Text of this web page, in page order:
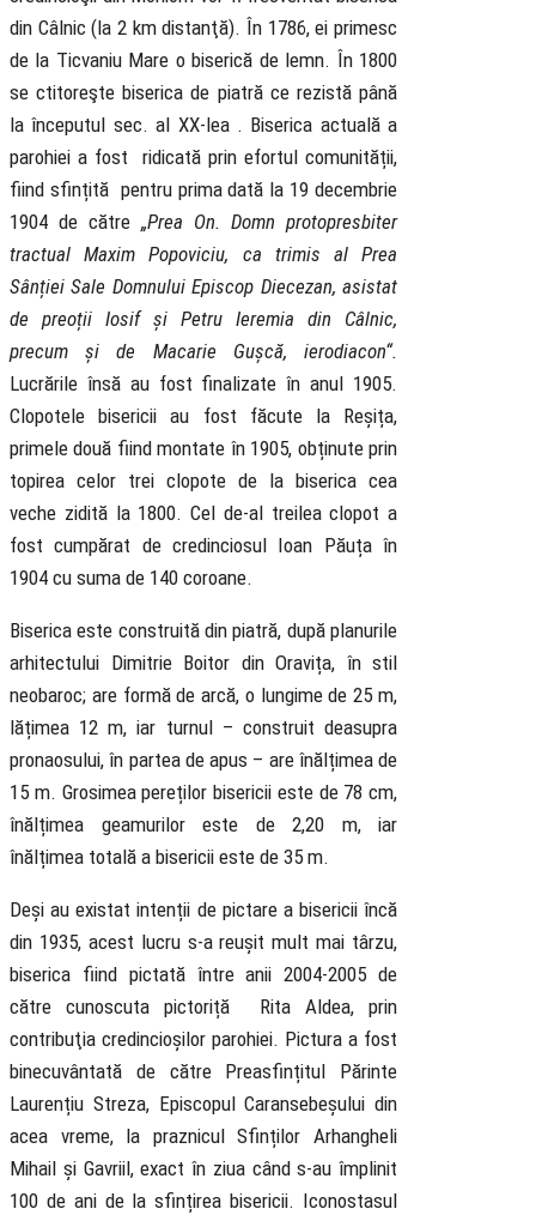
din Câlnic (la 2 km distanţă). În 1786, ei primesc
de la Ticvaniu Mare o biserică de lemn. În 1800
se ctitoreşte biserica de piatră ce rezistă până
la începutul sec. al XX-lea . Biserica actuală a
parohiei a fost ridicată prin efortul comunității,
fiind sfințită pentru prima dată la 19 decembrie
1904 de către „Prea On. Domn protopresbiter
tractual Maxim Popoviciu, ca trimis al Prea
Sânției Sale Domnului Episcop Diecezan, asistat
de preoții Iosif și Petru Ieremia din Câlnic,
precum și de Macarie Gușcă, ierodiacon“.
Lucrările însă au fost finalizate în anul 1905.
Clopotele bisericii au fost făcute la Reșița,
primele două fiind montate în 1905, obținute prin
topirea celor trei clopote de la biserica cea
veche zidită la 1800. Cel de-al treilea clopot a
fost cumpărat de credinciosul Ioan Păuța în
1904 cu suma de 140 coroane.
Biserica este construită din piatră, după planurile
arhitectului Dimitrie Boitor din Oravița, în stil
neobaroc; are formă de arcă, o lungime de 25 m,
lățimea 12 m, iar turnul – construit deasupra
pronaosului, în partea de apus – are înălțimea de
15 m. Grosimeapereților bisericii este de 78 cm,
înălțimea geamurilor este de 2,20 m, iar
înălțimea totală a bisericii este de 35 m.
Deși au existat intenții de pictare a bisericii încă
din 1935, acest lucru s-a reușit mult mai târzu,
biserica fiind pictată între anii 2004-2005 de
către cunoscuta pictoriță Rita Aldea, prin
contribuţia credincioșilor parohiei. Pictura a fost
binecuvântată de către Preasfințitul Părinte
Laurențiu Streza, Episcopul Caransebeșului din
acea vreme, la praznicul Sfinților Arhangheli
Mihail și Gavriil, exact în ziua când s-au împlinit
100 de ani de la sfințirea bisericii. Iconostasul